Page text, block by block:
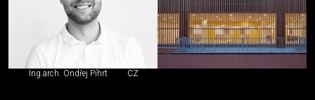
Ing.arch. Ondřej Píhrt CZ